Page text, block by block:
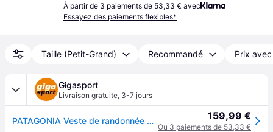
À partir de 3 paiements de 53,33 € avec
Essayez des paiements flexibles*
Taille (Petit-Grand) Recommandé Prix
Gigasport
Livraison gratuite, 3-7 jours
PATAGONIA Veste de randonnée Torrentshell 3L pour homme camel | XXL 159,99 €
Ou 3 paiements de 53,33 €